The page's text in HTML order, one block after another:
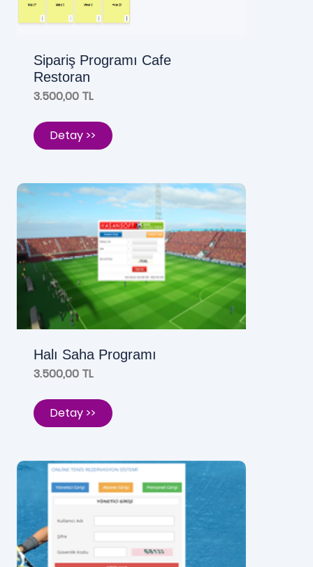
Sipariş Programı Cafe
Restoran
3.500,00 TL
Detay >>
Halı Saha Programı
3.500,00 TL
Detay >>